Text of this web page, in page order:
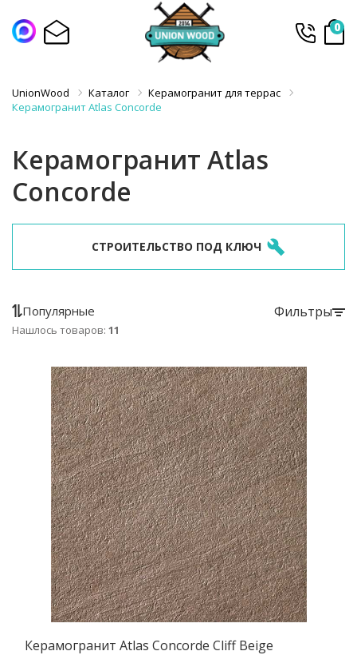
0
UnionWood Каталог
Керамогранит для террас
Керамогранит Atlas Concorde
Керамогранит Atlas
Concorde
СТРОИТЕЛЬСТВО ПОД КЛЮЧ
Популярные Фильтры
Нашлось товаров: 11
Керамогранит Atlas Concorde Cliff Beige